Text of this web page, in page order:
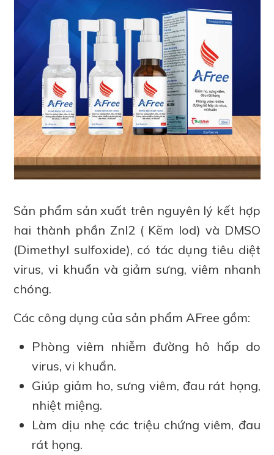
Sản phẩm sản xuất trên nguyên lý kết hợp
hai thành phần ZnI2 ( Kẽm lod) và DMSO
(Dimethyl sulfoxide), có tác dụng tiêu diệt
virus, vi khuẩn và giảm sưng, viêm nhanh
chóng.
Các công dụng của sản phẩm AFree gồm:
Phòng viêm nhiễm đường hô hấp do
virus, vi khuẩn.
Giúp giảm ho, sưng viêm, đau rát họng,
nhiệt miệng.
Làm dịu nhẹ các triệu chứng viêm, đau
rát họng.